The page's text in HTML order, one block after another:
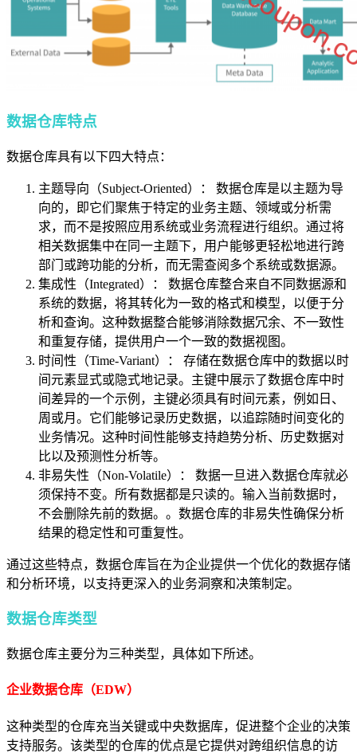
数据仓库特点
数据仓库具有以下四大特点：
主题导向（Subject-Oriented）： 数据仓库是以主题为导
向的，即它们聚焦于特定的业务主题、领域或分析需
求，而不是按照应用系统或业务流程进行组织。通过将
相关数据集中在同一主题下，用户能够更轻松地进行跨
部门或跨功能的分析，而无需查阅多个系统或数据源。
集成性（Integrated）： 数据仓库整合来自不同数据源和
系统的数据，将其转化为一致的格式和模型，以便于分
析和查询。这种数据整合能够消除数据冗余、不一致性
和重复存储，提供用户一个一致的数据视图。
时间性（Time-Variant）： 存储在数据仓库中的数据以时
间元素显式或隐式地记录。主键中展示了数据仓库中时
间差异的一个示例，主键必须具有时间元素，例如日、
周或月。它们能够记录历史数据，以追踪随时间变化的
业务情况。这种时间性能够支持趋势分析、历史数据对
比以及预测性分析等。
非易失性（Non-Volatile）： 数据一旦进入数据仓库就必
须保持不变。所有数据都是只读的。输入当前数据时，
不会删除先前的数据。。数据仓库的非易失性确保分析
结果的稳定性和可重复性。
通过这些特点，数据仓库旨在为企业提供一个优化的数据存储
和分析环境，以支持更深入的业务洞察和决策制定。
数据仓库类型
数据仓库主要分为三种类型，具体如下所述。
企业数据仓库（EDW）
这种类型的仓库充当关键或中央数据库，促进整个企业的决策
支持服务。该类型的仓库的优点是它提供对跨组织信息的访